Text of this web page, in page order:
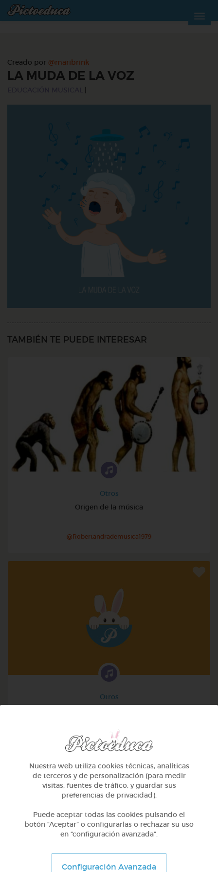
Creado por @maribrink
LA MUDA DE LA VOZ
TAMBIÉN TE PUEDE INTERESAR
Otros
Origen de la música
@Robertandrademusica1979
Otros
@Deboracl
Nuestra web utiliza cookies técnicas, analíticas
de terceros y de personalización (para medir
visitas, fuentes de tráfico, y guardar sus
preferencias de privacidad).
Puede aceptar todas las cookies pulsando el
botón “Aceptar” o configurarlas o rechazar su uso
en “configuración avanzada”.
Configuración Avanzada